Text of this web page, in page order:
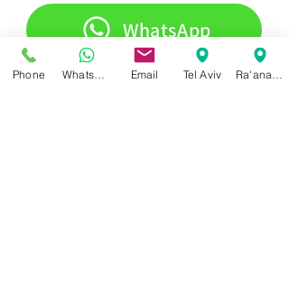
WhatsApp
Phone Email Tel Aviv